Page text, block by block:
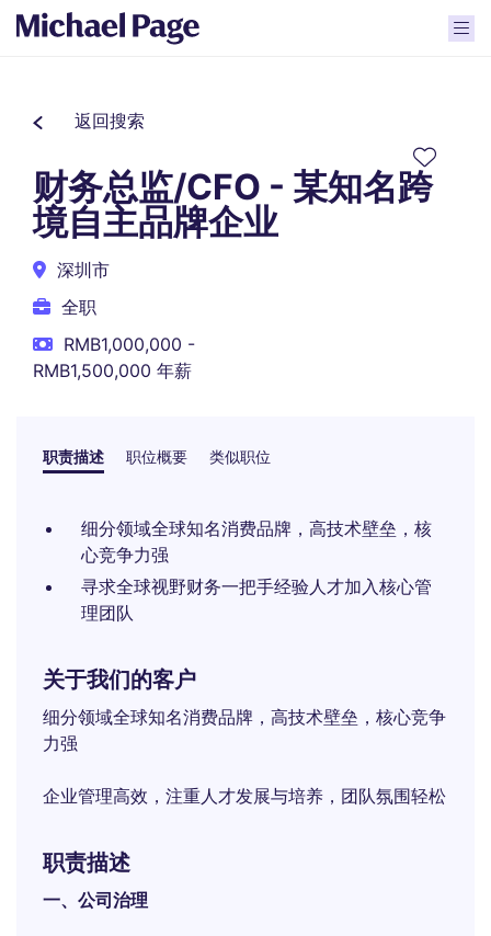
返回搜索
财务总监/CFO - 某知名跨
境自主品牌企业
深圳市
全职
RMB1,000,000 -
RMB1,500,000 年薪
职责描述 职位概要 类似职位
细分领域全球知名消费品牌，高技术壁垒，核
心竞争力强
寻求全球视野财务一把手经验人才加入核心管
理团队
关于我们的客户
细分领域全球知名消费品牌，高技术壁垒，核心竞争
力强
企业管理高效，注重人才发展与培养，团队氛围轻松
职责描述
一、公司治理